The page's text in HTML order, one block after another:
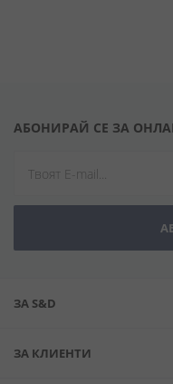
АБОНИРАЙ СЕ ЗА
ЗА S&D
ЗА КЛИЕНТИ